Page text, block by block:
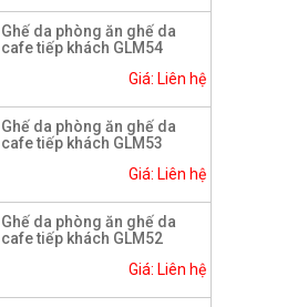
Ghế da phòng ăn ghế da
cafe tiếp khách GLM54
Giá: Liên hệ
Ghế da phòng ăn ghế da
cafe tiếp khách GLM53
Giá: Liên hệ
Ghế da phòng ăn ghế da
cafe tiếp khách GLM52
Giá: Liên hệ